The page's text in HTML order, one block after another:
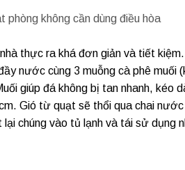
phòng không cần dùng điều hòa
thực ra khá đơn giản và tiết
nước cùng 3 muỗng cà phê
giúp đá không bị tan nhanh, kéo
Gió từ quạt sẽ thổi qua chai
chúng vào tủ lạnh và tái sử dụng